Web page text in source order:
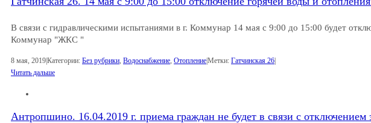
В связи с гидравлическими испытаниями в г. Коммунар 14 мая с 9:00 до 15:00 будет
Коммунар "ЖКС "
8 мая, 2019Категории: Без рубрики, Водоснабжение, ОтоплениеМетки: Гатчинская 26
Читать дальше
Антропшино. 16.04.2019 г. приема граждан не будет в связи с отключением